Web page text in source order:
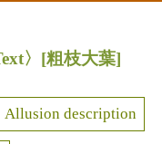
〉 [粗枝大葉]
Allusion description